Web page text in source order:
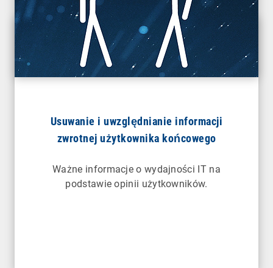
Usuwanie i uwzględnianie informacji
zwrotnej użytkownika końcowego
Ważne informacje o wydajności IT na
podstawie opinii użytkowników.